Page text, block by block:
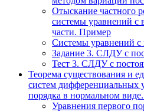
Отыскание частного
системы уравнений с
части. Пример
Системы уравнений
Задание 3. СЛДУ с
Тест 3. СЛДУ с
Теорема существования и
систем дифференциальных
порядка в нормальном
Уравнения первого